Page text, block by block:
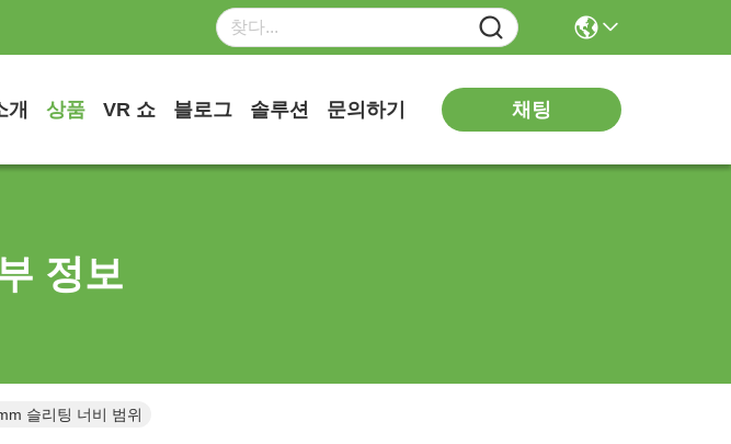
개 상품 VR 쇼 블로그 솔루션 문의하기 채팅
정보
슬리팅 너비 범위